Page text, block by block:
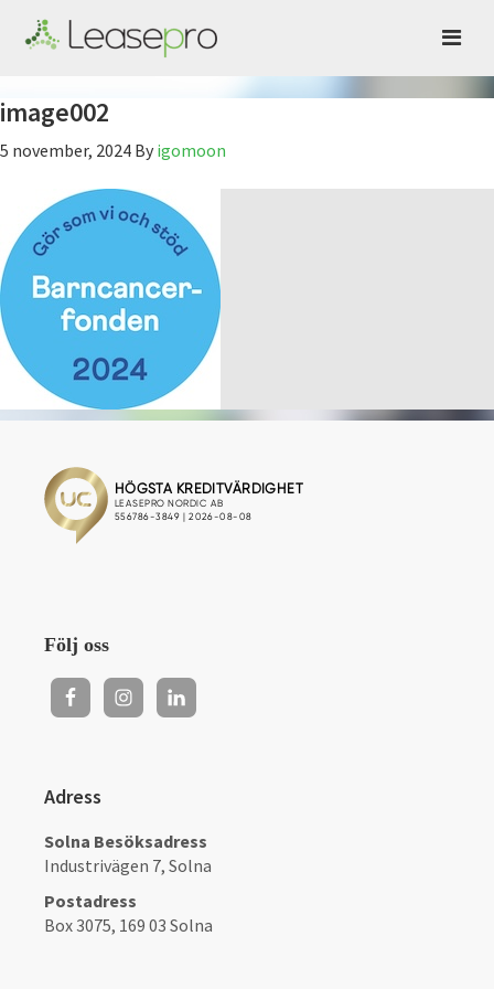
image002
5 november, 2024 By igomoon
Följ oss
Adress
Solna Besöksadress
Industrivägen 7, Solna
Postadress
Box 3075, 169 03 Solna